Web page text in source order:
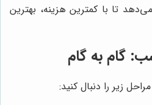
تا با کمترین هزینه، بهترین
گام به گام
زیر را دنبال کنید: